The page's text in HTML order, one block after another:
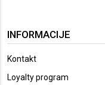
INFORMACIJE
Kontakt
Loyalty program